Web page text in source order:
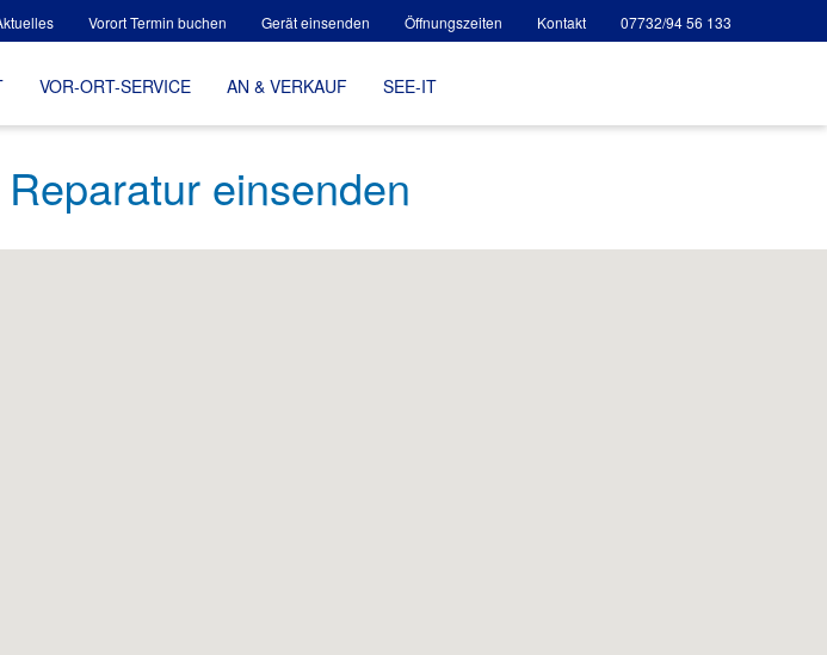
Vorort Termin buchen Gerät einsenden Öffnungszeiten Kontakt 07732/94 56 133
VOR-ORT-SERVICE AN & VERKAUF SEE-IT
einsenden